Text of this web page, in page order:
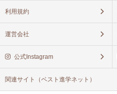
利用規約
運営会社
公式Instagram
関連サイト（ベスト進学ネット）